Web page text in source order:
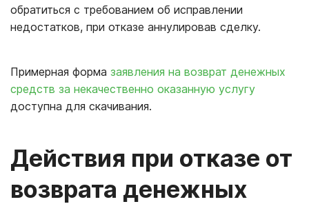
обратиться с требованием об исправлении
недостатков, при отказе аннулировав сделку.
Примерная форма заявления на возврат денежных
средств за некачественно оказанную услугу
доступна для скачивания.
Действия при отказе от
возврата денежных